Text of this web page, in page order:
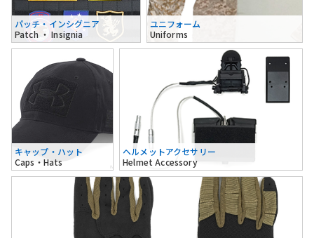
パッチ・インシグニア
Patch ・ Insignia
ユニフォーム
Uniforms
キャップ・ハット
Caps・Hats
ヘルメットアクセサリー
Helmet Accessory